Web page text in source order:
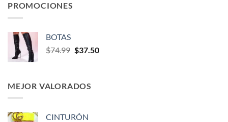
PROMOCIONES
BOTAS
$74.99 $37.50
MEJOR VALORADOS
CINTURÓN